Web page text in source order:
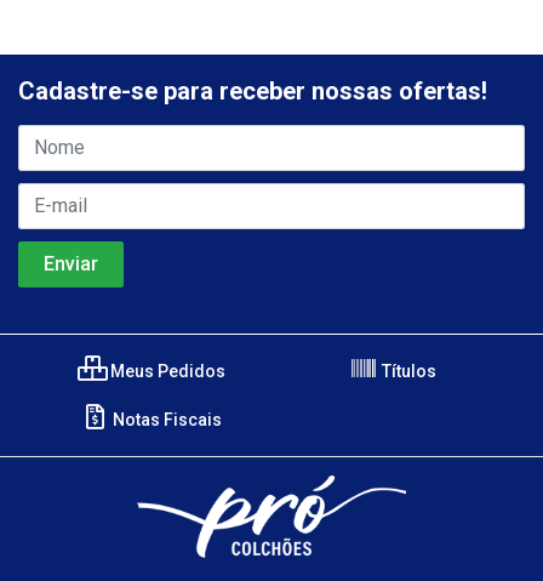
Cadastre-se para receber nossas ofertas!
Meus Pedidos Títulos
Notas Fiscais